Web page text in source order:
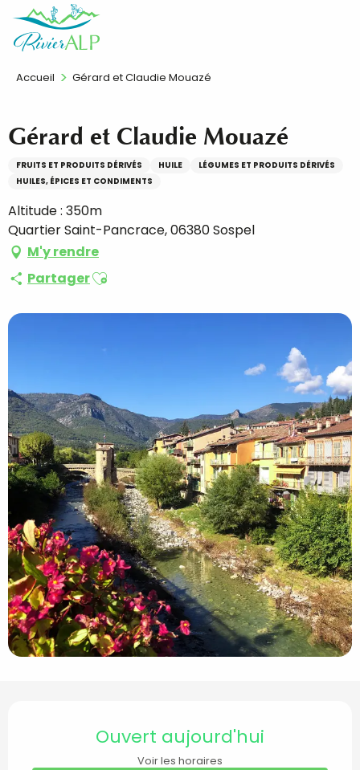
contenu
FR
Accueil Gérard et Claudie Mouazé
Gérard et Claudie Mouazé
FRUITS ET PRODUITS DÉRIVÉS HUILE
LÉGUMES ET PRODUITS DÉRIVÉS
HUILES, ÉPICES ET CONDIMENTS
Altitude : 350m
Quartier Saint-Pancrace, 06380 Sospel
M'y rendre
PartagerAjouter aux favoris
Ouverture et
Ouvert aujourd'hui
Voir les horaires